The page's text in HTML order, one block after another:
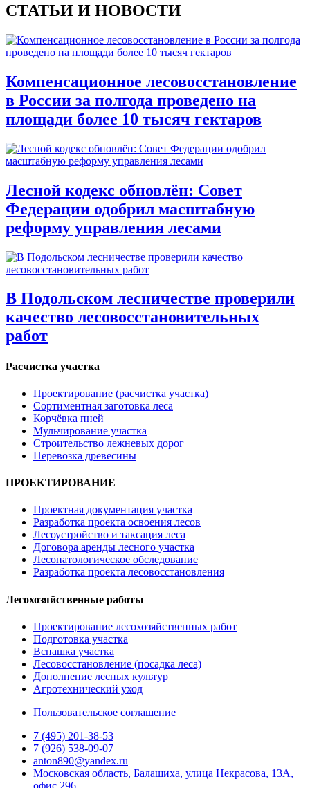
СТАТЬИ И НОВОСТИ
Компенсационное лесовосстановление
в России за полгода проведено на
площади более 10 тысяч гектаров
Лесной кодекс обновлён: Совет
Федерации одобрил масштабную
реформу управления лесами
В Подольском лесничестве проверили
качество лесовосстановительных
работ
Расчистка участка
Проектирование (расчистка участка)
Сортиментная заготовка леса
Корчёвка пней
Мульчирование участка
Строительство лежневых дорог
Перевозка древесины
ПРОЕКТИРОВАНИЕ
Проектная документация участка
Разработка проекта освоения лесов
Лесоустройство и таксация леса
Договора аренды лесного участка
Лесопатологическое обследование
Разработка проекта лесовосстановления
Лесохозяйственные работы
Проектирование лесохозяйственных работ
Подготовка участка
Вспашка участка
Лесовосстановление (посадка леса)
Дополнение лесных культур
Агротехнический уход
Пользовательское соглашение
7 (495) 201-38-53
7 (926) 538-09-07
anton890@yandex.ru
Московская область, Балашиха, улица Некрасова, 13А,
офис 296